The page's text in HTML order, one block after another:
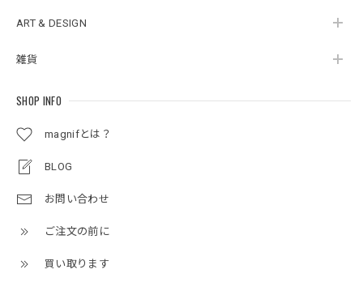
ART & DESIGN
雑貨
SHOP INFO
magnifとは？
BLOG
お問い合わせ
ご注文の前に
買い取ります